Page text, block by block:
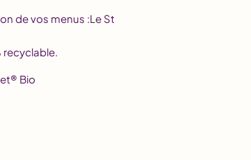
de vos menus :Le St
recyclable.
Bio